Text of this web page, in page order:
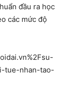
đầu ra học
các mức độ
tue-nhan-tao-